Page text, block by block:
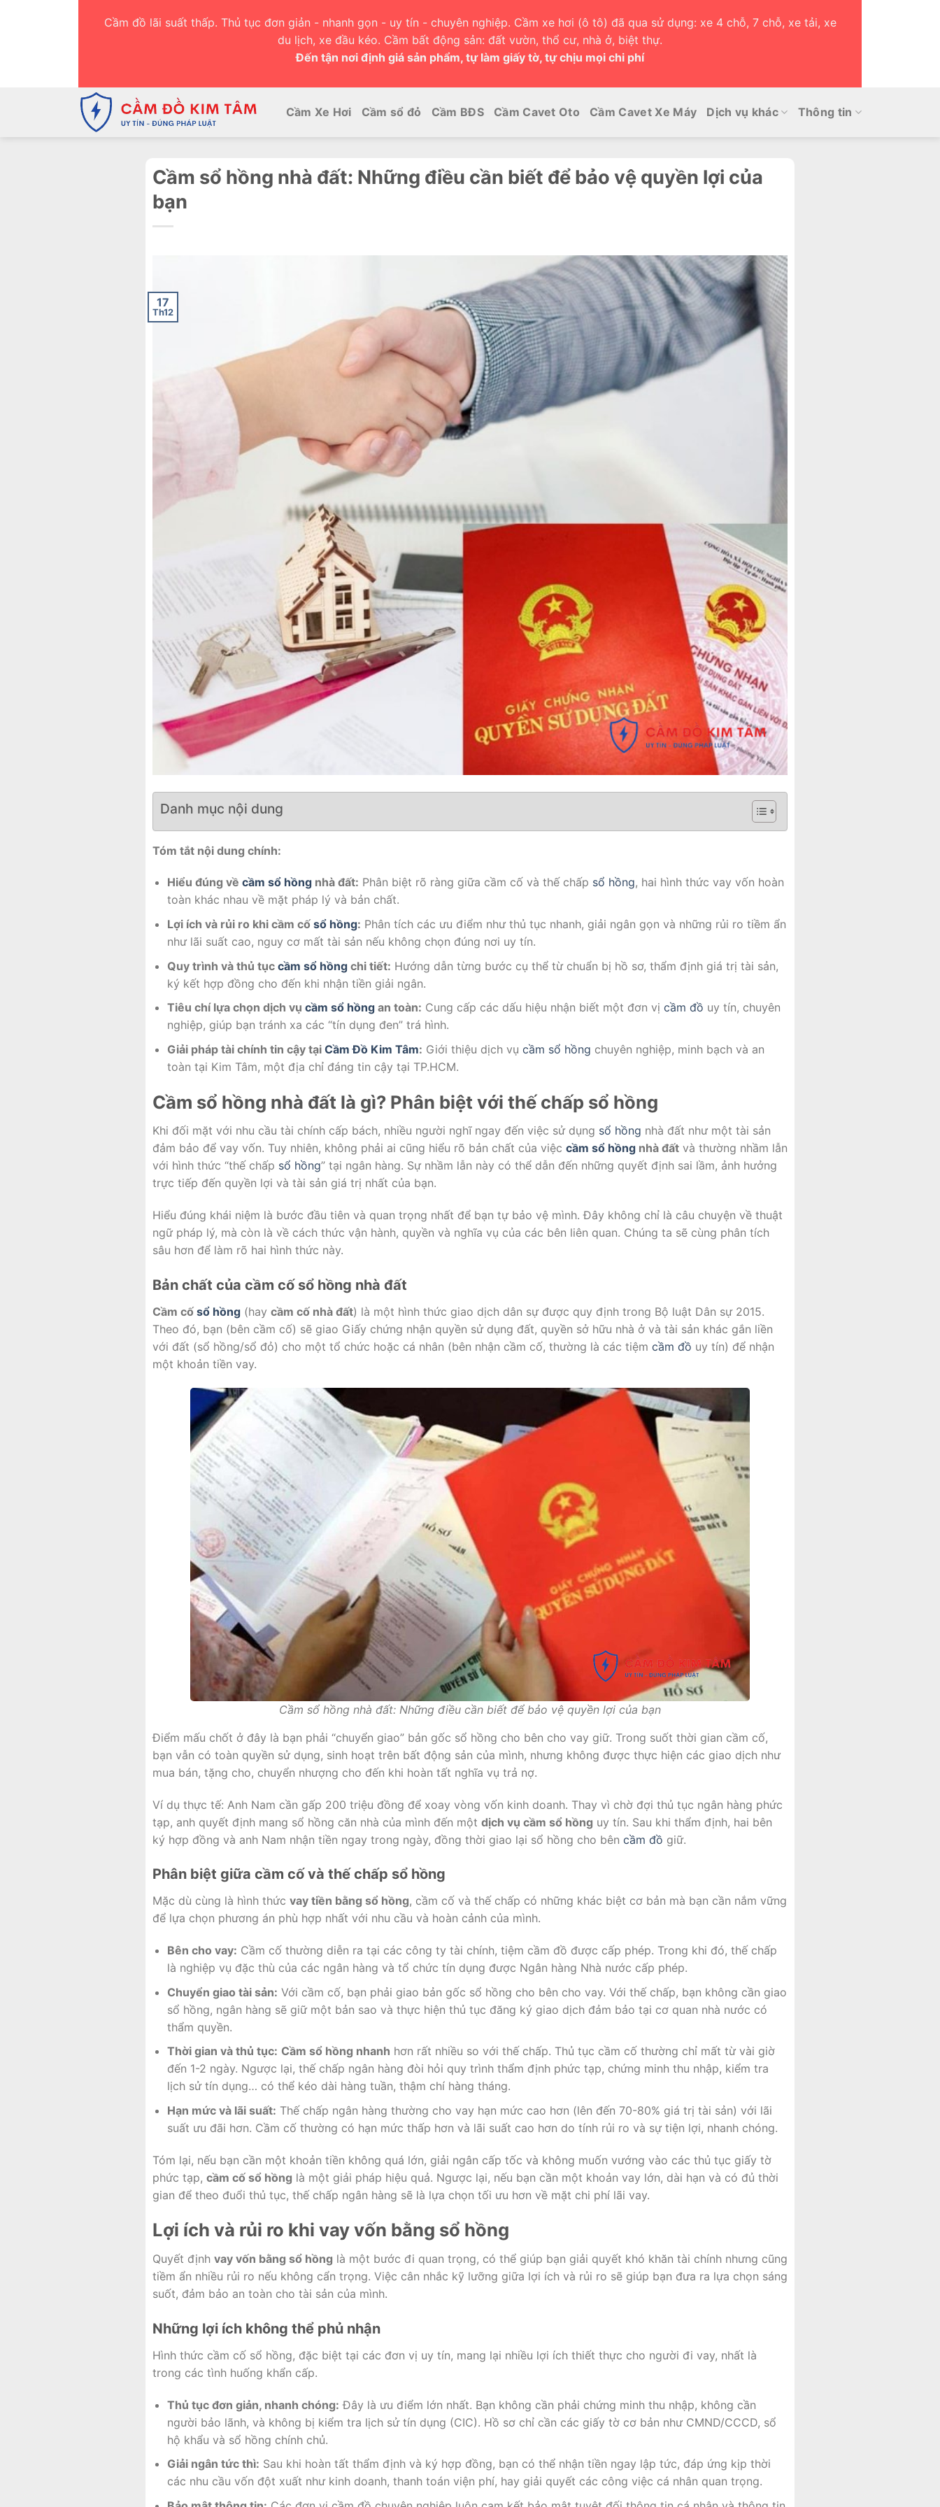
Cầm đồ lãi suất thấp. Thủ tục đơn giản - nhanh gọn - uy tín - chuyên nghiệp. Cầm xe hơi (ô tô) đã qua sử dụng: xe 4 chỗ, 7 chỗ, xe tải, xe
du lịch, xe đầu kéo. Cầm bất động sản: đất vườn, thổ cư, nhà ở, biệt thự.
Đến tận nơi định giá sản phẩm, tự làm giấy tờ, tự chịu mọi chi phí
Cầm Xe Hơi Cầm sổ đỏ Cầm BĐS Cầm Cavet Oto Cầm Cavet Xe Máy Dịch vụ khác Thông tin
Cầm sổ hồng nhà đất: Những điều cần biết để bảo vệ quyền lợi của
bạn
17
Th12
Danh mục nội dung
Tóm tắt nội dung chính:
Hiểu đúng về cầm sổ hồngnhà đất: Phân biệt rõ ràng giữa cầm cố và thế chấp sổ hồng, hai hình thức vay vốn hoàn
toàn khác nhau về mặt pháp lý và bản chất.
Lợi ích và rủi ro khi cầm cố sổ hồng: Phân tích các ưu điểm như thủ tục nhanh, giải ngân gọn và những rủi ro tiềm ẩn
như lãi suất cao, nguy cơ mất tài sản nếu không chọn đúng nơi uy tín.
Quy trình và thủ tục cầm sổ hồngchi tiết: Hướng dẫn từng bước cụ thể từ chuẩn bị hồ sơ, thẩm định giá trị tài sản,
ký kết hợp đồng cho đến khi nhận tiền giải ngân.
Tiêu chí lựa chọn dịch vụ cầm sổ hồngan toàn: Cung cấp các dấu hiệu nhận biết một đơn vị cầm đồ uy tín, chuyên
nghiệp, giúp bạn tránh xa các “tín dụng đen” trá hình.
Giải pháp tài chính tin cậy tại Cầm Đồ Kim Tâm: Giới thiệu dịch vụ cầm sổ hồng chuyên nghiệp, minh bạch và an
toàn tại Kim Tâm, một địa chỉ đáng tin cậy tại TP.HCM.
Cầm sổ hồng nhà đất là gì? Phân biệt với thế chấp sổ hồng
Khi đối mặt với nhu cầu tài chính cấp bách, nhiều người nghĩ ngay đến việc sử dụng sổ hồng nhà đất như một tài sản
đảm bảo để vay vốn. Tuy nhiên, không phải ai cũng hiểu rõ bản chất của việc cầm sổ hồngnhà đấtvà thường nhầm lẫn
với hình thức “thế chấp sổ hồng” tại ngân hàng. Sự nhầm lẫn này có thể dẫn đến những quyết định sai lầm, ảnh hưởng
trực tiếp đến quyền lợi và tài sản giá trị nhất của bạn.
Hiểu đúng khái niệm là bước đầu tiên và quan trọng nhất để bạn tự bảo vệ mình. Đây không chỉ là câu chuyện về thuật
ngữ pháp lý, mà còn là về cách thức vận hành, quyền và nghĩa vụ của các bên liên quan. Chúng ta sẽ cùng phân tích
sâu hơn để làm rõ hai hình thức này.
Bản chất của cầm cố sổ hồng nhà đất
Cầm cố sổ hồng(hay cầm cố nhà đất) là một hình thức giao dịch dân sự được quy định trong Bộ luật Dân sự 2015.
Theo đó, bạn (bên cầm cố) sẽ giao Giấy chứng nhận quyền sử dụng đất, quyền sở hữu nhà ở và tài sản khác gắn liền
với đất (sổ hồng/sổ đỏ) cho một tổ chức hoặc cá nhân (bên nhận cầm cố, thường là các tiệm cầm đồ uy tín) để nhận
một khoản tiền vay.
Cầm sổ hồng nhà đất: Những điều cần biết để bảo vệ quyền lợi của bạn
Điểm mấu chốt ở đây là bạn phải “chuyển giao” bản gốc sổ hồng cho bên cho vay giữ. Trong suốt thời gian cầm cố,
bạn vẫn có toàn quyền sử dụng, sinh hoạt trên bất động sản của mình, nhưng không được thực hiện các giao dịch như
mua bán, tặng cho, chuyển nhượng cho đến khi hoàn tất nghĩa vụ trả nợ.
Ví dụ thực tế: Anh Nam cần gấp 200 triệu đồng để xoay vòng vốn kinh doanh. Thay vì chờ đợi thủ tục ngân hàng phức
tạp, anh quyết định mang sổ hồng căn nhà của mình đến một dịch vụ cầm sổ hồng uy tín. Sau khi thẩm định, hai bên
ký hợp đồng và anh Nam nhận tiền ngay trong ngày, đồng thời giao lại sổ hồng cho bên cầm đồ giữ.
Phân biệt giữa cầm cố và thế chấp sổ hồng
Mặc dù cùng là hình thức vay tiền bằng sổ hồng, cầm cố và thế chấp có những khác biệt cơ bản mà bạn cần nắm vững
để lựa chọn phương án phù hợp nhất với nhu cầu và hoàn cảnh của mình.
Bên cho vay: Cầm cố thường diễn ra tại các công ty tài chính, tiệm cầm đồ được cấp phép. Trong khi đó, thế chấp
là nghiệp vụ đặc thù của các ngân hàng và tổ chức tín dụng được Ngân hàng Nhà nước cấp phép.
Chuyển giao tài sản: Với cầm cố, bạn phải giao bản gốc sổ hồng cho bên cho vay. Với thế chấp, bạn không cần giao
sổ hồng, ngân hàng sẽ giữ một bản sao và thực hiện thủ tục đăng ký giao dịch đảm bảo tại cơ quan nhà nước có
thẩm quyền.
Thời gian và thủ tục: Cầm sổ hồng nhanh hơn rất nhiều so với thế chấp. Thủ tục cầm cố thường chỉ mất từ vài giờ
đến 1-2 ngày. Ngược lại, thế chấp ngân hàng đòi hỏi quy trình thẩm định phức tạp, chứng minh thu nhập, kiểm tra
lịch sử tín dụng… có thể kéo dài hàng tuần, thậm chí hàng tháng.
Hạn mức và lãi suất: Thế chấp ngân hàng thường cho vay hạn mức cao hơn (lên đến 70-80% giá trị tài sản) với lãi
suất ưu đãi hơn. Cầm cố thường có hạn mức thấp hơn và lãi suất cao hơn do tính rủi ro và sự tiện lợi, nhanh chóng.
Tóm lại, nếu bạn cần một khoản tiền không quá lớn, giải ngân cấp tốc và không muốn vướng vào các thủ tục giấy tờ
phức tạp, cầm cố sổ hồng là một giải pháp hiệu quả. Ngược lại, nếu bạn cần một khoản vay lớn, dài hạn và có đủ thời
gian để theo đuổi thủ tục, thế chấp ngân hàng sẽ là lựa chọn tối ưu hơn về mặt chi phí lãi vay.
Lợi ích và rủi ro khi vay vốn bằng sổ hồng
Quyết định vay vốn bằng sổ hồng là một bước đi quan trọng, có thể giúp bạn giải quyết khó khăn tài chính nhưng cũng
tiềm ẩn nhiều rủi ro nếu không cẩn trọng. Việc cân nhắc kỹ lưỡng giữa lợi ích và rủi ro sẽ giúp bạn đưa ra lựa chọn sáng
suốt, đảm bảo an toàn cho tài sản của mình.
Những lợi ích không thể phủ nhận
Hình thức cầm cố sổ hồng, đặc biệt tại các đơn vị uy tín, mang lại nhiều lợi ích thiết thực cho người đi vay, nhất là
trong các tình huống khẩn cấp.
Thủ tục đơn giản, nhanh chóng: Đây là ưu điểm lớn nhất. Bạn không cần phải chứng minh thu nhập, không cần
người bảo lãnh, và không bị kiểm tra lịch sử tín dụng (CIC). Hồ sơ chỉ cần các giấy tờ cơ bản như CMND/CCCD, sổ
hộ khẩu và sổ hồng chính chủ.
Giải ngân tức thì: Sau khi hoàn tất thẩm định và ký hợp đồng, bạn có thể nhận tiền ngay lập tức, đáp ứng kịp thời
các nhu cầu vốn đột xuất như kinh doanh, thanh toán viện phí, hay giải quyết các công việc cá nhân quan trọng.